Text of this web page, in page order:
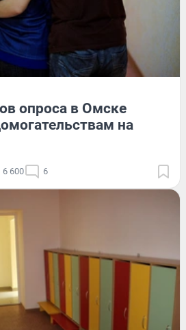
опроса в Омске
на
6 600 6